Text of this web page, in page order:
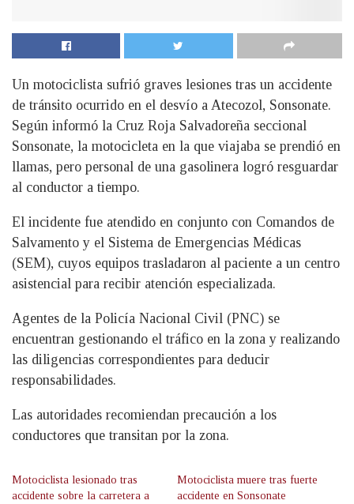
Un motociclista sufrió graves lesiones tras un accidente
de tránsito ocurrido en el desvío a Atecozol, Sonsonate.
Según informó la Cruz Roja Salvadoreña seccional
Sonsonate, la motocicleta en la que viajaba se prendió en
llamas, pero personal de una gasolinera logró resguardar
al conductor a tiempo.
El incidente fue atendido en conjunto con Comandos de
Salvamento y el Sistema de Emergencias Médicas
(SEM), cuyos equipos trasladaron al paciente a un centro
asistencial para recibir atención especializada.
Agentes de la Policía Nacional Civil (PNC) se
encuentran gestionando el tráfico en la zona y realizando
las diligencias correspondientes para deducir
responsabilidades.
Las autoridades recomiendan precaución a los
conductores que transitan por la zona.
Motociclista lesionado tras
accidente sobre la carretera a
Motociclista muere tras fuerte
accidente en Sonsonate